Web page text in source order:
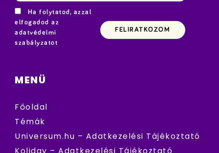
Ha folytatod, azzal
elfogadod az
adatvédelmi
szabályzatot
MENÜ
Főoldal
Témák
Universum.hu – Adatkezelési Tájékoztató